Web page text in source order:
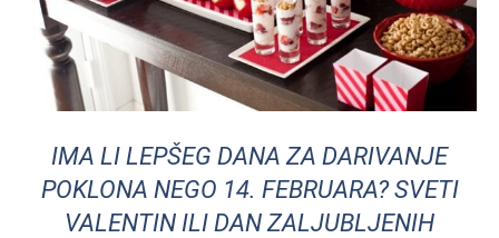
IMA LI LEPŠEG DANA ZA DARIVANJE
POKLONA NEGO 14. FEBRUARA? SVETI
VALENTIN ILI DAN ZALJUBLJENIH